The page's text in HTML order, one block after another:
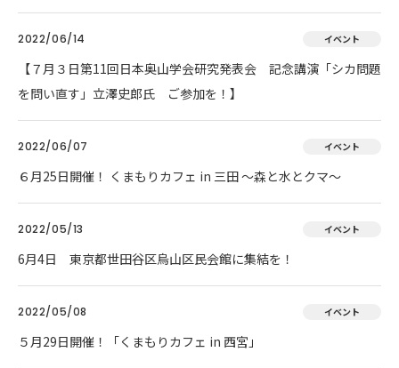
2022/06/14 イベント
【７月３日第11回日本奥山学会研究発表会 記念講演「シカ問題
を問い直す」立澤史郎氏 ご参加を！】
2022/06/07 イベント
６月25日開催！ くまもりカフェ in 三田 ～森と水とクマ～
2022/05/13 イベント
6月4日 東京都世田谷区烏山区民会館に集結を！
2022/05/08 イベント
５月29日開催！「くまもりカフェ in 西宮」